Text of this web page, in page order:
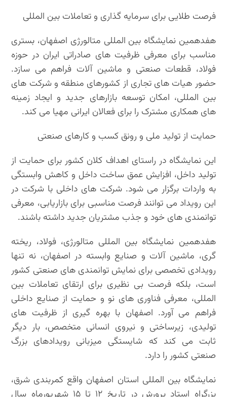
فرصت طلایی برای سرمایه گذاری و تعاملات بین المللی
هفدهمین نمایشگاه بین المللی متالورژی اصفهان، بستری
مناسب برای معرفی ظرفیت های صادراتی ایران در حوزه
فولاد، قطعات صنعتی و ماشین آلات فراهم می سازد.
حضور هیات های تجاری از کشورهای منطقه و شرکت های
بین المللی، امکان توسعه بازارهای جدید و ایجاد زمینه
های همکاری مشترک را برای فعالان ایرانی مهیا می کند.
حمایت از تولید ملی و رونق کسب و کارهای صنعتی
این نمایشگاه در راستای اهداف کلان کشور برای حمایت از
تولید داخل، افزایش عمق ساخت داخل و کاهش وابستگی
به واردات برگزار می شود. شرکت های داخلی با شرکت در
این رویداد می توانند فرصت مناسبی برای بازاریابی، معرفی
توانمندی های خود و جذب مشتریان جدید داشته باشند.
هفدهمین نمایشگاه بین المللی متالورژی، فولاد، ریخته
گری، ماشین آلات و صنایع وابسته در اصفهان، نه تنها
رویدادی تخصصی برای نمایش توانمندی های صنعتی کشور
است، بلکه فرصت بی نظیری برای ارتقای تعاملات بین
المللی، معرفی فناوری های نو و حمایت از صنایع داخلی
فراهم می آورد. اصفهان با بهره گیری از ظرفیت های
تولیدی، زیرساختی و نیروی انسانی متخصص، بار دیگر
ثابت می کند که شایستگی میزبانی رویدادهای بزرگ
صنعتی کشور را دارد.
نمایشگاه بین المللی استان اصفهان واقع کمربندی شرق،